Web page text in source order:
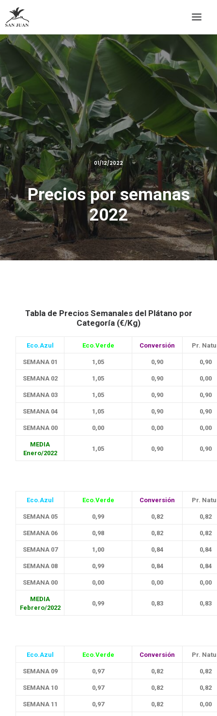
01/12/2022
Precios por semanas
2022
Tabla de Precios Semanales del Plátano por
Categoría (€/Kg)
Eco.Azul Eco.Verde Conversión Pr.
SEMANA 01 1,05 0,90 0,90
SEMANA 02 1,05 0,90 0,00
SEMANA 03 1,05 0,90 0,90
SEMANA 04 1,05 0,90 0,90
SEMANA 00 0,00 0,00 0,00
MEDIA
Enero/2022
1,05 0,90 0,90
Eco.Azul Eco.Verde Conversión Pr.
SEMANA 05 0,99 0,82 0,82
SEMANA 06 0,98 0,82 0,82
SEMANA 07 1,00 0,84 0,84
SEMANA 08 0,99 0,84 0,84
SEMANA 00 0,00 0,00 0,00
MEDIA
Febrero/2022
0,99 0,83 0,83
Eco.Azul Eco.Verde Conversión Pr.
SEMANA 09 0,97 0,82 0,82
SEMANA 10 0,97 0,82 0,82
SEMANA 11 0,97 0,82 0,00